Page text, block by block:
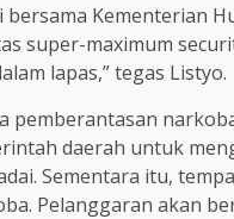
bersama Kementerian
super-maximum
lapas,” tegas Listyo.
pemberantasan
daerah untuk
Sementara itu,
Pelanggaran akan